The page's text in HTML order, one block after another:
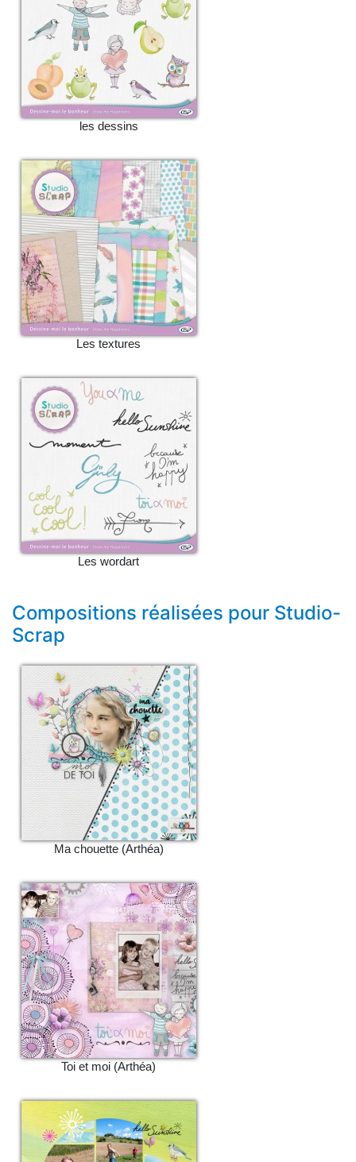
les dessins
Les textures
Les wordart
Compositions réalisées pour Studio-
Scrap
Ma chouette (Arthéa)
Toi et moi (Arthéa)